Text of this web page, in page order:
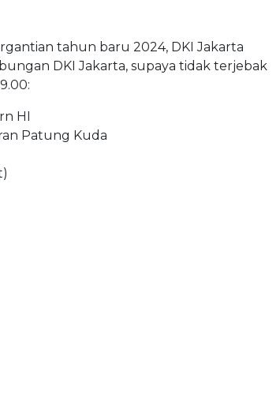
tahun baru 2024, DKI Jakarta
DKI Jakarta, supaya tidak terjebak
HI
Patung Kuda